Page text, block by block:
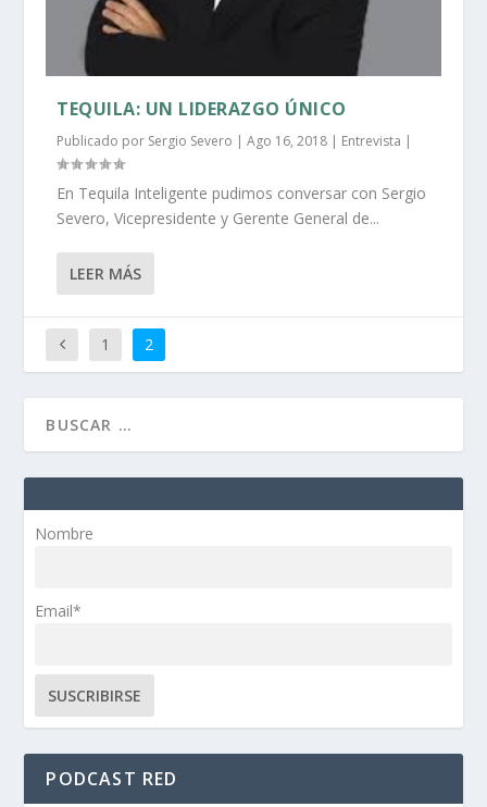
TEQUILA: UN LIDERAZGO ÚNICO
Publicado por Sergio Severo |Ago 16, 2018 | Entrevista |
En Tequila Inteligente pudimos conversar con Sergio
Severo, Vicepresidente y Gerente General de...
LEER MÁS
1 2
Nombre
Email*
PODCAST RED